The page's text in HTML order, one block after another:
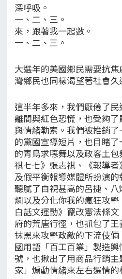
深呼吸。
一、二、三。
來，跟著我一起數。
一、二、三。
大選年的美國鄉民需要抗
灣鄉民也同樣渴望著社會久
這半年多來，我們厭倦了
離間與紅色恐慌，也受夠
與情緒勒索。我們被推銷
的黨國宣導短片，也目睹
的青鳥求噁舞以及政客土
祺七七》張志祺、《報導
及假平衡報導媒體所扮演
聽膩了自視甚高的呂捷、
爛以及分化你我的瘋狂攻
白話文運動》竄改憲法條
府的荒唐行徑，也抓包了
抹黑來攻擊政敵的下流伎
國用語「百工百業」製造
號，也揪出了用商品行銷
家」煽動情緒來左右選情的